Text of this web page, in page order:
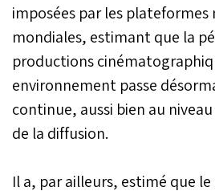
imposées par les plateformes
mondiales, estimant que la
productions
environnement passe
continue, aussi bien au
de la diffusion.
Il a, par ailleurs, estimé que